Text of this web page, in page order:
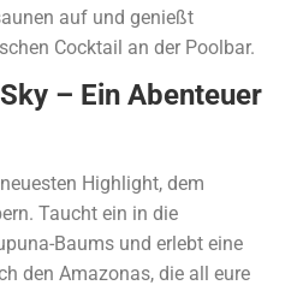
auf und genießt
Cocktail an der Poolbar.
– Ein Abenteuer
Highlight, dem
Taucht ein in die
Baums und erlebt eine
den Amazonas, die all eure